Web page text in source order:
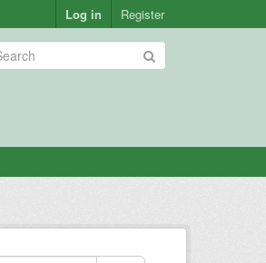
Log in Register